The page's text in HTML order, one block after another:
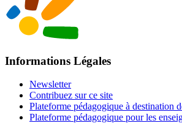
Informations Légales
Newsletter
Contribuez sur ce site
Plateforme pédagogique à destination
Plateforme pédagogique pour les